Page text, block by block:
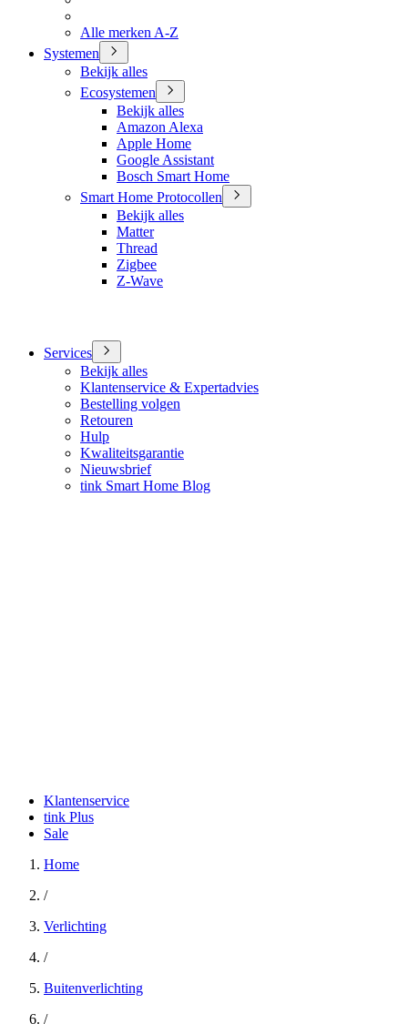
Alle merken A-Z
Systemen
Bekijk alles
Ecosystemen
Bekijk alles
Amazon Alexa
Apple Home
Google Assistant
Bosch Smart Home
Smart Home Protocollen
Bekijk alles
Matter
Thread
Zigbee
Z-Wave
Services
Bekijk alles
Klantenservice & Expertadvies
Bestelling volgen
Retouren
Hulp
Kwaliteitsgarantie
Nieuwsbrief
tink Smart Home Blog
Klantenservice
tink Plus
Sale
Home
/
Verlichting
/
Buitenverlichting
/